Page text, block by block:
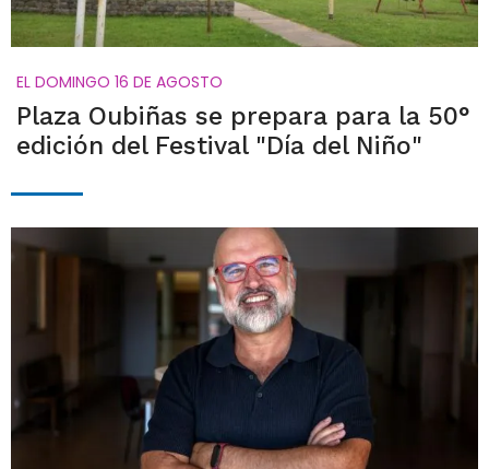
EL DOMINGO 16 DE AGOSTO
Plaza Oubiñas se prepara para la 50°
edición del Festival "Día del Niño"